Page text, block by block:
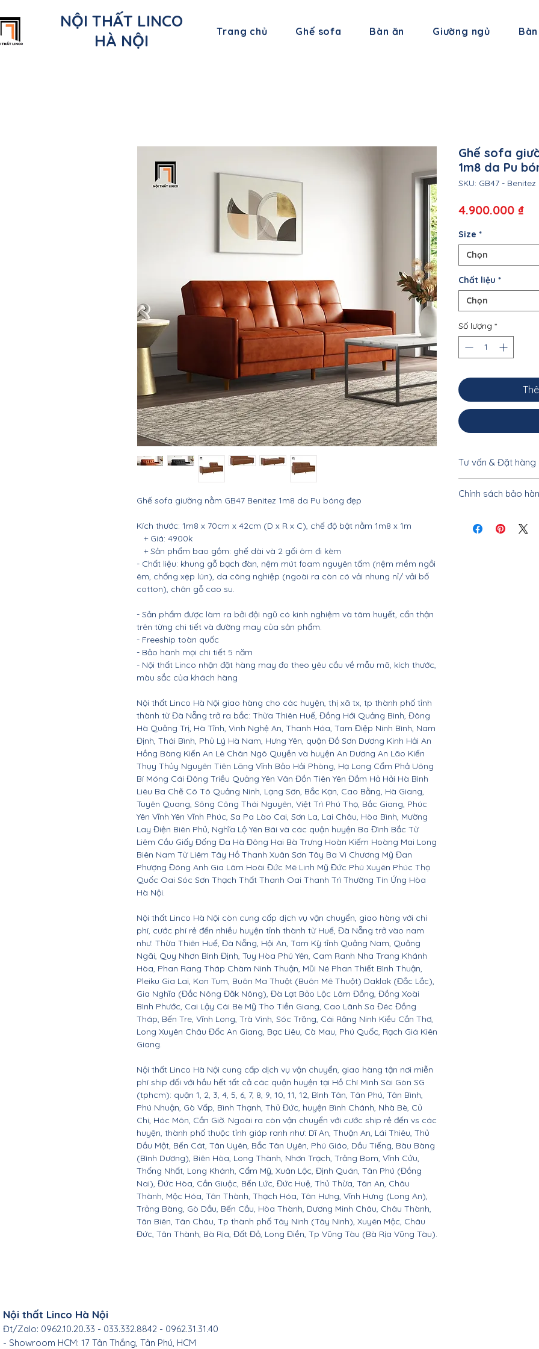
NỘI THẤT LINCO
HÀ NỘI
Trang chủ Ghế sofa Bàn ăn Giường ngủ
Ghế sofa giường nằm GB47 Benitez 1m8 da Pu bóng đẹp
Kích thước: 1m8 x 70cm x 42cm (D x R x C), chế độ bật nằm 1m8 x 1m
+ Giá: 4900k
+ Sản phẩm bao gồm: ghế dài và 2 gối ôm đi kèm
- Chất liệu: khung gỗ bạch đàn, nệm mút foam nguyên tấm (nệm mềm ngồi
êm, chống xẹp lún), da công nghiệp (ngoài ra còn có vải nhung nỉ/ vải bố
cotton), chân gỗ cao su.
- Sản phẩm được làm ra bởi đội ngũ có kinh nghiệm và tâm huyết, cẩn thận
trên từng chi tiết và đường may của sản phẩm.
- Freeship toàn quốc
- Bảo hành mọi chi tiết 5 năm
- Nội thất Linco nhận đặt hàng may đo theo yêu cầu về mẫu mã, kích thước,
màu sắc của khách hàng
Nội thất Linco Hà Nội giao hàng cho các huyện, thị xã tx, tp thành phố tỉnh
thành từ Đà Nẵng trở ra bắc: Thừa Thiên Huế, Đồng Hới Quảng Bình, Đông
Hà Quảng Trị, Hà Tĩnh, Vinh Nghệ An, Thanh Hóa, Tam Điệp Ninh Bình, Nam
Định, Thái Bình, Phủ Lý Hà Nam, Hưng Yên, quận Đồ Sơn Dương Kinh Hải An
Hồng Bàng Kiến An Lê Chân Ngô Quyền và huyện An Dương An Lão Kiến
Thụy Thủy Nguyên Tiên Lãng Vĩnh Bảo Hải Phòng, Hạ Long Cẩm Phả Uông
Bí Móng Cái Đông Triều Quảng Yên Vân Đồn Tiên Yên Đầm Hả Hải Hà Bình
Liêu Ba Chẽ Cô Tô Quảng Ninh, Lạng Sơn, Bắc Kạn, Cao Bằng, Hà Giang,
Tuyên Quang, Sông Công Thái Nguyên, Việt Trì Phú Thọ, Bắc Giang, Phúc
Yên Vĩnh Yên Vĩnh Phúc, Sa Pa Lào Cai, Sơn La, Lai Châu, Hòa Bình, Mường
Lay Điện Biên Phủ, Nghĩa Lộ Yên Bái và các quận huyện Ba Đình Bắc Từ
Liêm Cầu Giấy Đống Đa Hà Đông Hai Bà Trưng Hoàn Kiếm Hoàng Mai Long
Biên Nam Từ Liêm Tây Hồ Thanh Xuân Sơn Tây Ba Vì Chương Mỹ Đan
Phượng Đông Anh Gia Lâm Hoài Đức Mê Linh Mỹ Đức Phú Xuyên Phúc Thọ
Quốc Oai Sóc Sơn Thạch Thất Thanh Oai Thanh Trì Thường Tín Ứng Hòa
Hà Nội.
Nội thất Linco Hà Nội còn cung cấp dịch vụ vận chuyển, giao hàng với chi
phí, cước phí rẻ đến nhiều huyện tỉnh thành từ Huế, Đà Nẵng trở vào nam
như: Thừa Thiên Huế, Đà Nẵng, Hội An, Tam Kỳ tỉnh Quảng Nam, Quảng
Ngãi, Quy Nhơn Bình Định, Tuy Hòa Phú Yên, Cam Ranh Nha Trang Khánh
Hòa, Phan Rang Tháp Chàm Ninh Thuận, Mũi Né Phan Thiết Bình Thuận,
Pleiku Gia Lai, Kon Tum, Buôn Ma Thuột (Buôn Mê Thuột) Daklak (Đắc Lắc),
Gia Nghĩa (Đắc Nông Đăk Nông), Đà Lạt Bảo Lộc Lâm Đồng, Đồng Xoài
Bình Phước, Cai Lậy Cái Bè Mỹ Tho Tiền Giang, Cao Lãnh Sa Đéc Đồng
Tháp, Bến Tre, Vĩnh Long, Trà Vinh, Sóc Trăng, Cái Răng Ninh Kiều Cần Thơ,
Long Xuyên Châu Đốc An Giang, Bạc Liêu, Cà Mau, Phú Quốc, Rạch Giá Kiên
Giang.
Nội thất Linco Hà Nội cung cấp dịch vụ vận chuyển, giao hàng tận nơi miễn
phí ship đối với hầu hết tất cả các quận huyện tại Hồ Chí Minh Sài Gòn SG
(tphcm): quận 1, 2, 3, 4, 5, 6, 7, 8, 9, 10, 11, 12, Bình Tân, Tân Phú, Tân Bình,
Phú Nhuận, Gò Vấp, Bình Thạnh, Thủ Đức, huyện Bình Chánh, Nhà Bè, Củ
Chi, Hóc Môn, Cần Giờ. Ngoài ra còn vận chuyển với cước ship rẻ đến vs các
huyện, thành phố thuộc tỉnh giáp ranh như: Dĩ An, Thuận An, Lái Thiêu, Thủ
Dầu Một, Bến Cát, Tân Uyên, Bắc Tân Uyên, Phú Giáo, Dầu Tiếng, Bàu Bàng
(Bình Dương), Biên Hòa, Long Thành, Nhơn Trạch, Trảng Bom, Vĩnh Cửu,
Thống Nhất, Long Khánh, Cẩm Mỹ, Xuân Lộc, Định Quán, Tân Phú (Đồng
Nai), Đức Hòa, Cần Giuộc, Bến Lức, Đức Huệ, Thủ Thừa, Tân An, Châu
Thành, Mộc Hóa, Tân Thành, Thạch Hóa, Tân Hưng, Vĩnh Hưng (Long An),
Trảng Bàng, Gò Dầu, Bến Cầu, Hòa Thành, Dương Minh Châu, Châu Thành,
Tân Biên, Tân Châu, Tp thành phố Tây Ninh (Tây Ninh), Xuyên Mộc, Châu
Đức, Tân Thành, Bà Rịa, Đất Đỏ, Long Điền, Tp Vũng Tàu (Bà Rịa Vũng Tàu).
Ghế sofa
1m8 da Pu
SKU: GB47 - Benitez
4.900.000 ₫Giá
Size *
Chọn
Chất liệu *
Chọn
Số lượng *
Tư vấn & Đặt hàng
khách vui lòng liên
Chính sách bảo
Nội thất Linco Hà Nội
Đt/Zalo: 0962.10.20.33 - 033.332.8842 - 0962.31.31.40
- Showroom HCM: 17 Tân Thắng, Tân Phú, HCM